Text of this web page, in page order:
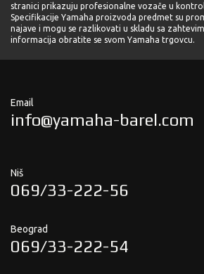
stranici prikazuju profesionalne vozače u
Specifikacije Yamaha proizvoda predmet su
najave i mogu se razlikovati u skladu sa
informacija obratite se svom Yamaha trgovcu.
Email
info@yamaha-barel.com
Niš
069/33-222-56
Beograd
069/33-222-54